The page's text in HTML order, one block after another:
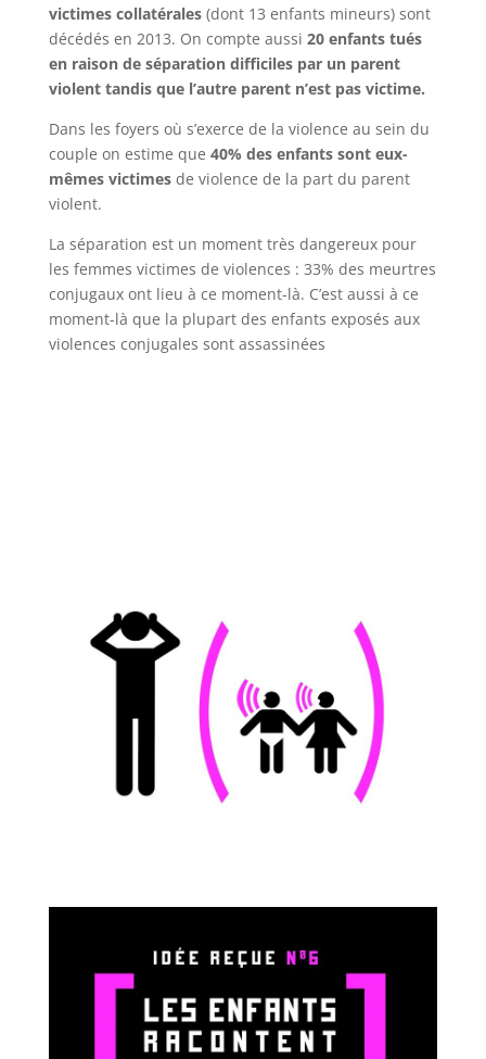
victimes collatérales(dont 13 enfants mineurs) sont
décédés en 2013. On compte aussi 20 enfants tués
en raison de séparation difficiles par un parent
violent tandis que l’autre parent n’est pas victime.
Dans les foyers où s’exerce de la violence au sein du
couple on estime que 40% des enfants sont eux-
mêmes victimesde violence de la part du parent
violent.
La séparation est un moment très dangereux pour
les femmes victimes de violences : 33% des meurtres
conjugaux ont lieu à ce moment-là. C’est aussi à ce
moment-là que la plupart des enfants exposés aux
violences conjugales sont assassinées